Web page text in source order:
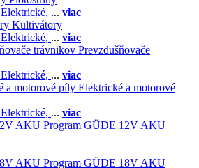
Elektrické, ... viac
Kultivátory
Elektrické, ... viac
Prevzdušňovače
Elektrické, ... viac
Elektrické a motorové
Elektrické, ... viac
GÜDE 12V AKU
GÜDE 18V AKU